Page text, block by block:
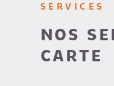
SERVICES
NOS
CARTE